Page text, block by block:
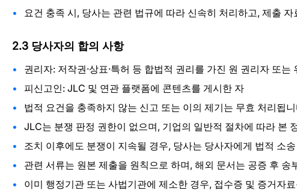
요건 충족 시, 당사는 관련 법규에 따라 신속히 처리하고, 제출
2.3 당사자의 합의 사항
권리자: 저작권·상표·특허 등 합법적 권리를 가진 원 권리자 또는
피신고인: JLC 및 연관 플랫폼에 콘텐츠를 게시한 자
법적 요건을 충족하지 않는 신고 또는 이의 제기는 무효 처리됩
JLC는 분쟁 판정 권한이 없으며, 기업의 일반적 절차에 따라 본
조치 이후에도 분쟁이 지속될 경우, 당사는 당사자에게 법적 소
관련 서류는 원본 제출을 원칙으로 하며, 해외 문서는 공증 후 송
이미 행정기관 또는 사법기관에 제소한 경우, 접수증 및 증거자